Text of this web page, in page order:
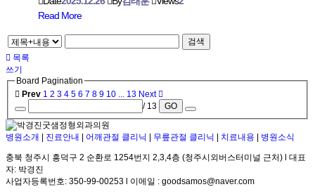
Read More
검색
목록
쓰기
Board Pagination
Prev 1 2 3 4 5 6 7 8 9 10 13 Next
/ 13
GO
병원소개 진료안내 어깨관절 클리닉 무릎관절 클리닉 치료내용 병원소식
충북 청주시 흥덕구 2 순환로 1254번지 2,3,4층 (청주시외버스터미널 근처) l 대표
자: 박경진
사업자등록번호: 350-99-00253 l 이메일 : goodsamos@naver.com